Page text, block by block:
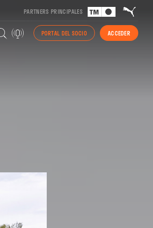
PARTNERS PRINCIPALES
PORTAL DEL SOCIO ACCEDER